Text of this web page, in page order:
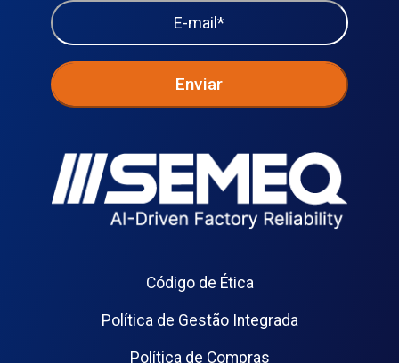
Código de Ética
Política de Gestão Integrada
Política de Compras